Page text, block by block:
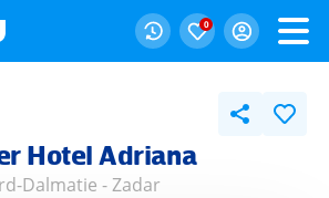
0
Hotel Adriana
Dalmatie -Zadar